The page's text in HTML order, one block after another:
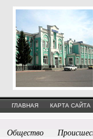
ГЛАВНАЯ КАРТА САЙТА
Общество